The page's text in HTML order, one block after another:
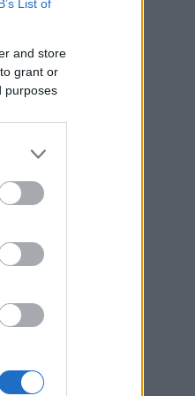
List of
and store
grant or
purposes